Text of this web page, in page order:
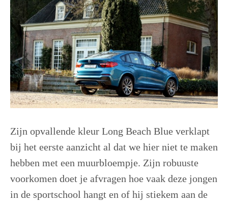
Zijn opvallende kleur Long Beach Blue verklapt
bij het eerste aanzicht al dat we hier niet te maken
hebben met een muurbloempje. Zijn robuuste
voorkomen doet je afvragen hoe vaak deze jongen
in de sportschool hangt en of hij stiekem aan de